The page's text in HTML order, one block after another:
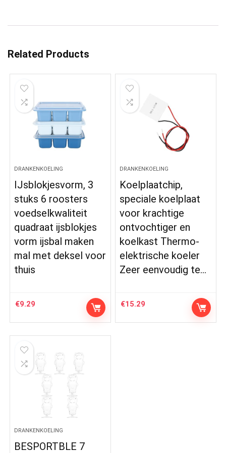
Related Products
DRANKENKOELING
IJsblokjesvorm, 3
stuks 6 roosters
voedselkwaliteit
quadraat ijsblokjes
vorm ijsbal maken
mal met deksel voor
thuis
€9.29
DRANKENKOELING
Koelplaatchip,
speciale koelplaat
voor krachtige
ontvochtiger en
koelkast Thermo-
elektrische koeler
Zeer eenvoudig te…
€15.29
DRANKENKOELING
BESPORTBLE 7